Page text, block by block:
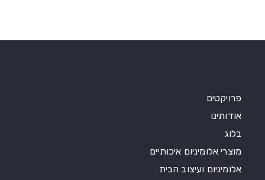
פרויקטים
אודותינו
בלוג
מוצרי אלומיניום איכותיים
אלומיניום ועיצוב הבית